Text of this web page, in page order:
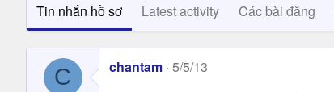
Tin nhắn hồ sơ Latest activity Các bài đăng
C chantam 5/5/13